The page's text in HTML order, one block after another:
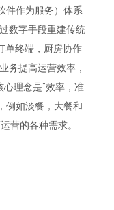
件作为服务）体系
数字手段重建传统
单终端，厨房协作
务提高运营效率，
理念是“效率，准
例如淡餐，大餐和
营的各种需求。